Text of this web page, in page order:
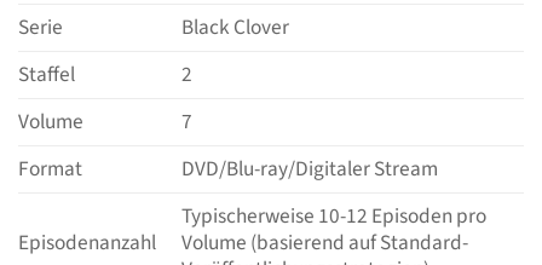
Serie
Black Clover
Staffel
2
Volume
7
Format
DVD/Blu-ray/Digitaler Stream
Episodenanzahl
Typischerweise 10-12 Episoden pro
Volume (basierend auf Standard-